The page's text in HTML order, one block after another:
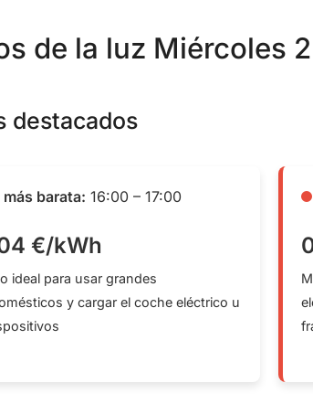
de la luz Miércoles
destacados
más barata: 16:00 – 17:00
€/kWh
ideal para usar grandes
y cargar el coche eléctrico u